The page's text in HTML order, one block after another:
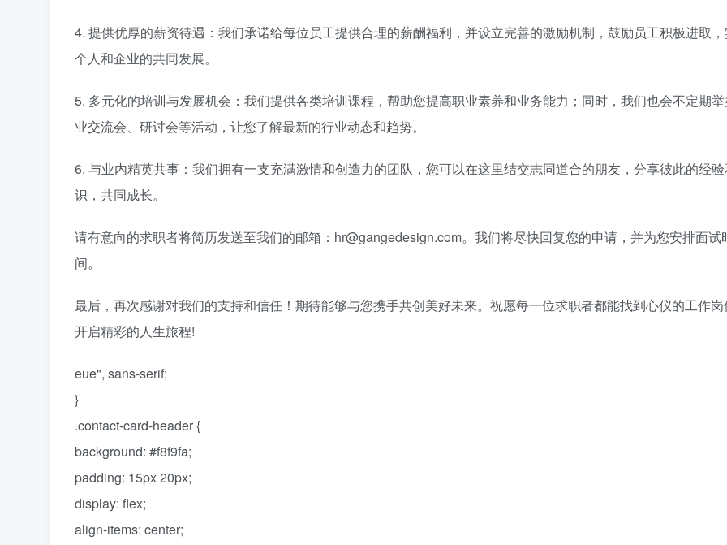
4. 提供优厚的薪资待遇：我们承诺给每位员工提供合理的薪酬福利，并设立完善的激励机制，鼓励员工积极进取
个人和企业的共同发展。
5. 多元化的培训与发展机会：我们提供各类培训课程，帮助您提高职业素养和业务能力；同时，我们也会不定期
业交流会、研讨会等活动，让您了解最新的行业动态和趋势。
6. 与业内精英共事：我们拥有一支充满激情和创造力的团队，您可以在这里结交志同道合的朋友，分享彼此的经
识，共同成长。
请有意向的求职者将简历发送至我们的邮箱：hr@gangedesign.com。我们将尽快回复您的申请，并为您安排面试
间。
最后，再次感谢对我们的支持和信任！期待能够与您携手共创美好未来。祝愿每一位求职者都能找到心仪的工作
开启精彩的人生旅程!
eue", sans-serif;
}
.contact-card-header {
background: #f8f9fa;
padding: 15px 20px;
display: flex;
align-items: center;